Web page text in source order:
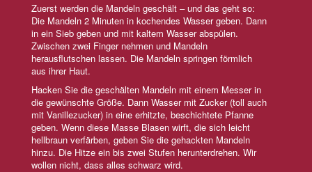
Zuerst werden die Mandeln geschält – und das geht so:
Die Mandeln 2 Minuten in kochendes Wasser geben. Dann
in ein Sieb geben und mit kaltem Wasser abspülen.
Zwischen zwei Finger nehmen und Mandeln
herausflutschen lassen. Die Mandeln springen förmlich
aus ihrer Haut.
Hacken Sie die geschälten Mandeln mit einem Messer in
die gewünschte Größe. Dann Wasser mit Zucker (toll auch
mit Vanillezucker) in eine erhitzte, beschichtete Pfanne
geben. Wenn diese Masse Blasen wirft, die sich leicht
hellbraun verfärben, geben Sie die gehackten Mandeln
hinzu. Die Hitze ein bis zwei Stufen herunterdrehen. Wir
wollen nicht, dass alles schwarz wird.